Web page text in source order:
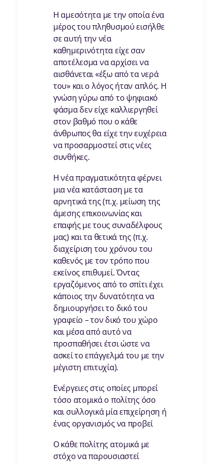
Η αμεσότητα με την οποία ένα
μέρος του πληθυσμού εισήλθε
σε αυτή την νέα
καθημερινότητα είχε σαν
αποτέλεσμα να αρχίσει να
αισθάνεται «έξω από τα νερά
του» και ο λόγος ήταν απλός. Η
γνώση γύρω από το ψηφιακό
φάσμα δεν είχε καλλιεργηθεί
στον βαθμό που ο κάθε
άνθρωπος θα είχε την ευχέρεια
να προσαρμοστεί στις νέες
συνθήκες.
Η νέα πραγματικότητα φέρνει
μια νέα κατάσταση με τα
αρνητικά της (π.χ. μείωση της
άμεσης επικοινωνίας και
επαφής με τους συναδέλφους
μας) και τα θετικά της (π.χ.
διαχείριση του χρόνου του
καθενός με τον τρόπο που
εκείνος επιθυμεί. Όντας
εργαζόμενος από το σπίτι έχει
κάποιος την δυνατότητα να
δημιουργήσει το δικό του
γραφείο – τον δικό του χώρο
και μέσα από αυτό να
προσπαθήσει έτσι ώστε να
ασκεί το επάγγελμά του με την
μέγιστη επιτυχία).
Ενέργειες στις οποίες μπορεί
τόσο ατομικά ο πολίτης όσο
και συλλογικά μία επιχείρηση ή
ένας οργανισμός να προβεί
Ο κάθε πολίτης ατομικά με
στόχο να παρουσιαστεί